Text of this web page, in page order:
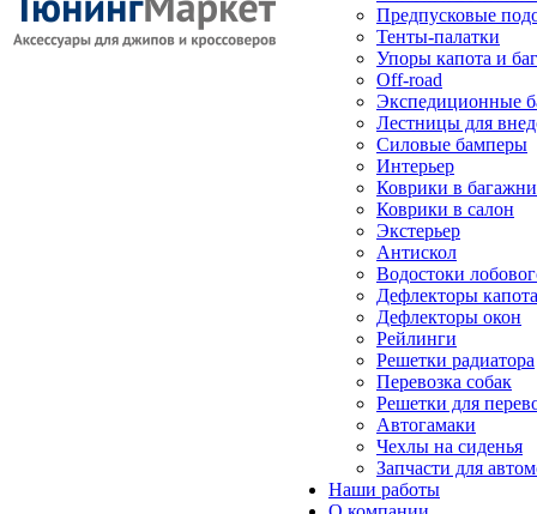
Предпусковые
Тенты-палатки
Упоры капота и
Off-road
Экспедиционные
Лестницы для
Силовые бамперы
Интерьер
Коврики в
Коврики в салон
Экстерьер
Антискол
Водостоки
Дефлекторы капота
Дефлекторы окон
Рейлинги
Решетки радиатора
Перевозка собак
Решетки для
Автогамаки
Чехлы на сиденья
Запчасти для
Наши работы